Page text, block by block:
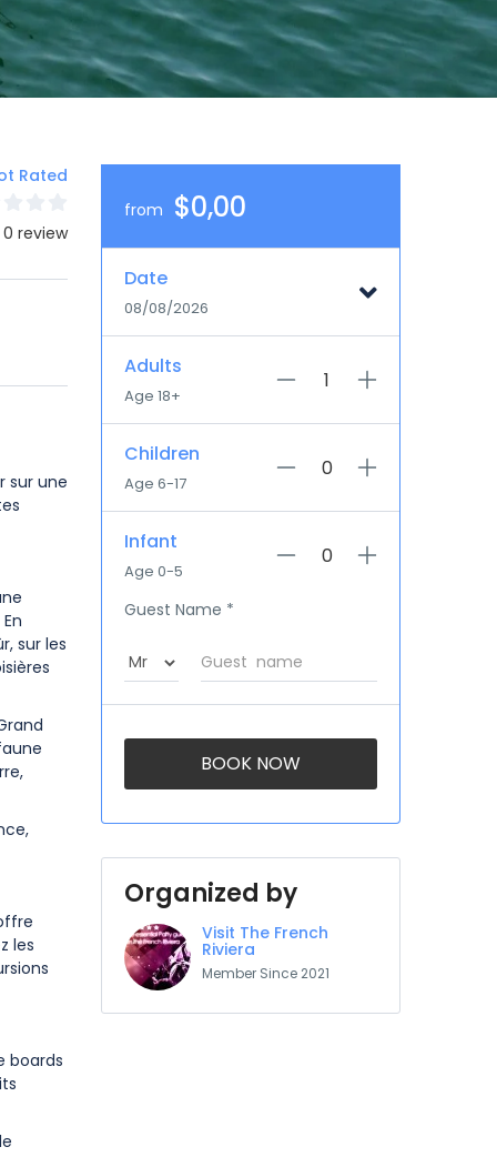
Rated
review
sur une
sur les
les
boards
from $0,00
Date
08/08/2026
Adults
Age 18+
Children
Age 6-17
Infant
Age 0-5
Guest Name *
BOOK NOW
Organized by
Visit The French
Riviera
Member Since 2021